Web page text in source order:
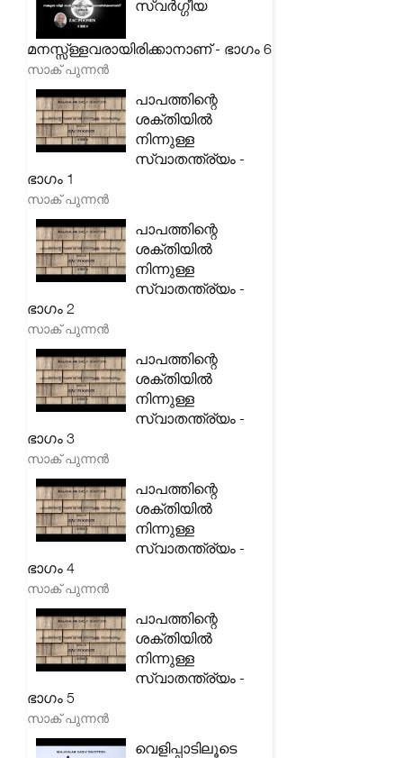
സ്വർഗ്ഗീയ
മനസ്സ്ള്ളവരായിരിക്കാനാണ് - ഭാഗം 6
സാക് പുന്നൻ
പാപത്തിന്റെ
ശക്തിയിൽ
നിന്നുള്ള
സ്വാതന്ത്ര്യം -
ഭാഗം 1
സാക് പുന്നൻ
പാപത്തിന്റെ
ശക്തിയിൽ
നിന്നുള്ള
സ്വാതന്ത്ര്യം -
ഭാഗം 2
സാക് പുന്നൻ
പാപത്തിന്റെ
ശക്തിയിൽ
നിന്നുള്ള
സ്വാതന്ത്ര്യം -
ഭാഗം 3
സാക് പുന്നൻ
പാപത്തിന്റെ
ശക്തിയിൽ
നിന്നുള്ള
സ്വാതന്ത്ര്യം -
ഭാഗം 4
സാക് പുന്നൻ
പാപത്തിന്റെ
ശക്തിയിൽ
നിന്നുള്ള
സ്വാതന്ത്ര്യം -
ഭാഗം 5
സാക് പുന്നൻ
വെളിപ്പാടിലൂടെ